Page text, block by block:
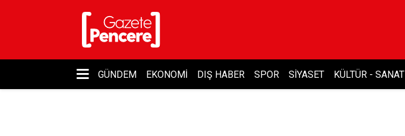
GÜNDEM EKONOMI DIŞ HABER SPOR SIYASET KÜLTÜR - SANAT